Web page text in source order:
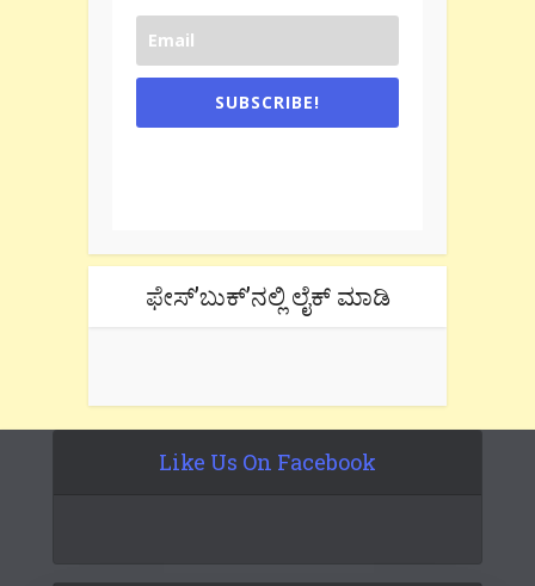
SUBSCRIBE!
ಫೇಸ್’ಬುಕ್’ನಲ್ಲಿ ಲೈಕ್ ಮಾಡಿ
Like Us On Facebook